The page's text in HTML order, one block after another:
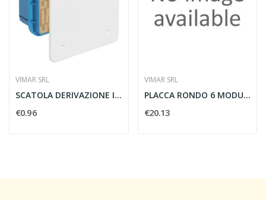
VIMAR SRL
SCATOLA DERIVAZIONE INCASSO 92X92X50MM - VIMAR...
€0.96
VIMAR SRL
PLACCA RONDO 6 MODULI MAKORE - VIMAR 16766.43
€20.13